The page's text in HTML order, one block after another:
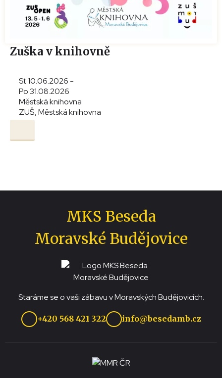
Zuška v knihovně
St 10.06.2026 -
Po 31.08.2026
Městská knihovna
ZUŠ, Městská knihovna
MKS Beseda
Moravské Budějovice
Staráme se o vaši zábavu v Moravských Budějovicích.
+420 568 421 322 info@besedamb.cz